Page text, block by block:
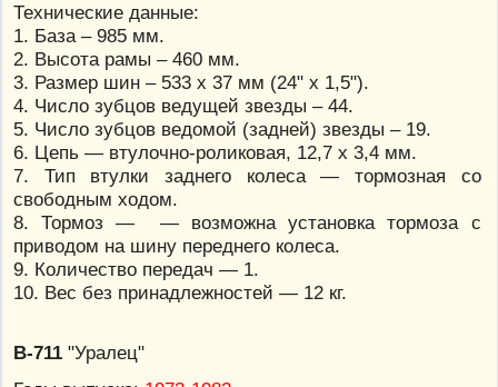
Технические данные:
1. База – 985 мм.
2. Высота рамы – 460 мм.
3. Размер шин – 533 х 37 мм (24" х 1,5").
4. Число зубцов ведущей звезды – 44.
5. Число зубцов ведомой (задней) звезды – 19.
6. Цепь — втулочно-роликовая, 12,7 х 3,4 мм.
7. Тип втулки заднего колеса — тормозная со
свободным ходом.
8. Тормоз — — возможна установка тормоза с
приводом на шину переднего колеса.
9. Количество передач — 1.
10. Вес без принадлежностей — 12 кг.
В-711 "Уралец"